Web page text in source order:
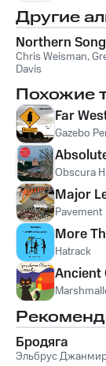
Другие
Northern
Chris Weisman,
Davis
Похожие
Far
Gazebo
Obscura
Major
Pavement
More
Hatrack
Ancient
Бродяга
Эльбрус